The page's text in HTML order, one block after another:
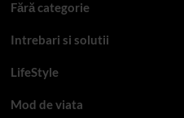
Fără categorie
Intrebari si solutii
LifeStyle
Mod de viata